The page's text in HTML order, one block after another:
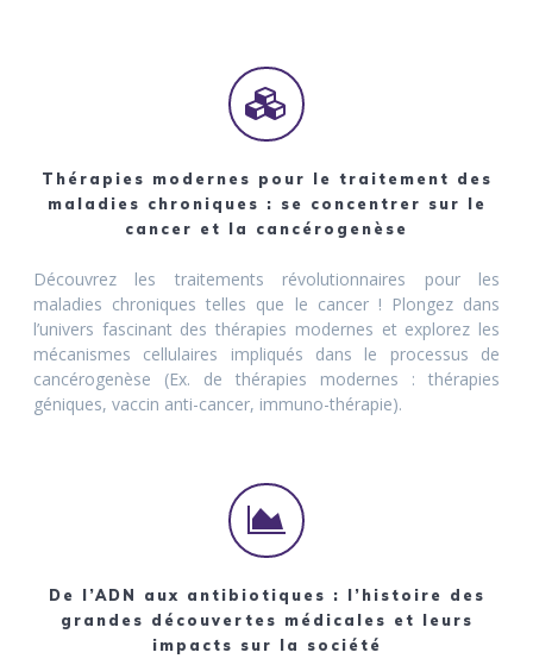
Thérapies modernes pour le traitement des
maladies chroniques : se concentrer sur le
cancer et la cancérogenèse
Découvrez les traitements révolutionnaires pour les
maladies chroniques telles que le cancer ! Plongez dans
l’univers fascinant des thérapies modernes et explorez les
mécanismes cellulaires impliqués dans le processus de
cancérogenèse (Ex. de thérapies modernes : thérapies
géniques, vaccin anti-cancer, immuno-thérapie).
De l’ADN aux antibiotiques : l’histoire des
grandes découvertes médicales et leurs
impacts sur la société